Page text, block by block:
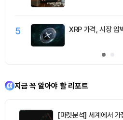
5 XRP 가격, 시장 압
지금 꼭 알아야 할 리포트
[마켓분석] 세계에서